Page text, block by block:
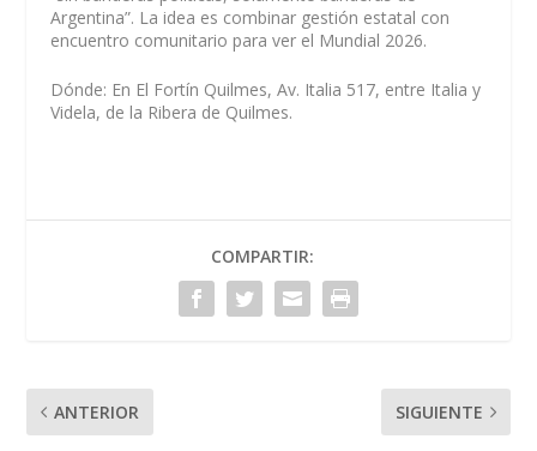
Argentina”. La idea es combinar gestión estatal con
encuentro comunitario para ver el Mundial 2026.
Dónde: En El Fortín Quilmes, Av. Italia 517, entre Italia y
Videla, de la Ribera de Quilmes.
COMPARTIR:
ANTERIOR SIGUIENTE